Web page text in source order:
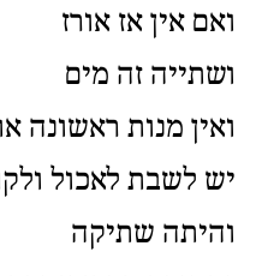
ואם אין אז אורז
ושתייה זה מים
ואין מנות ראשונה
יש לשבת לאכול
והיתה שתיקה